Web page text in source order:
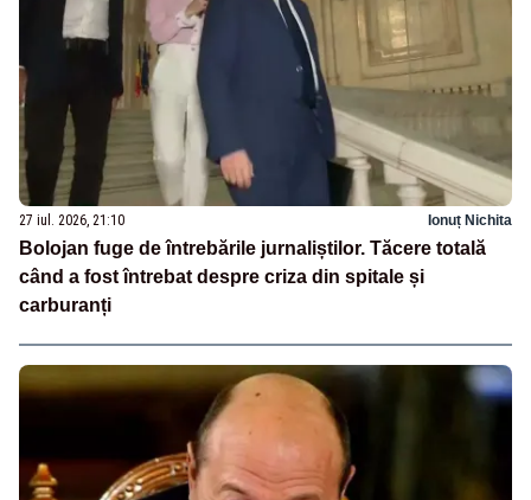
27 iul. 2026, 21:10 Ionuț Nichita
Bolojan fuge de întrebările jurnaliștilor. Tăcere totală
când a fost întrebat despre criza din spitale și
carburanți